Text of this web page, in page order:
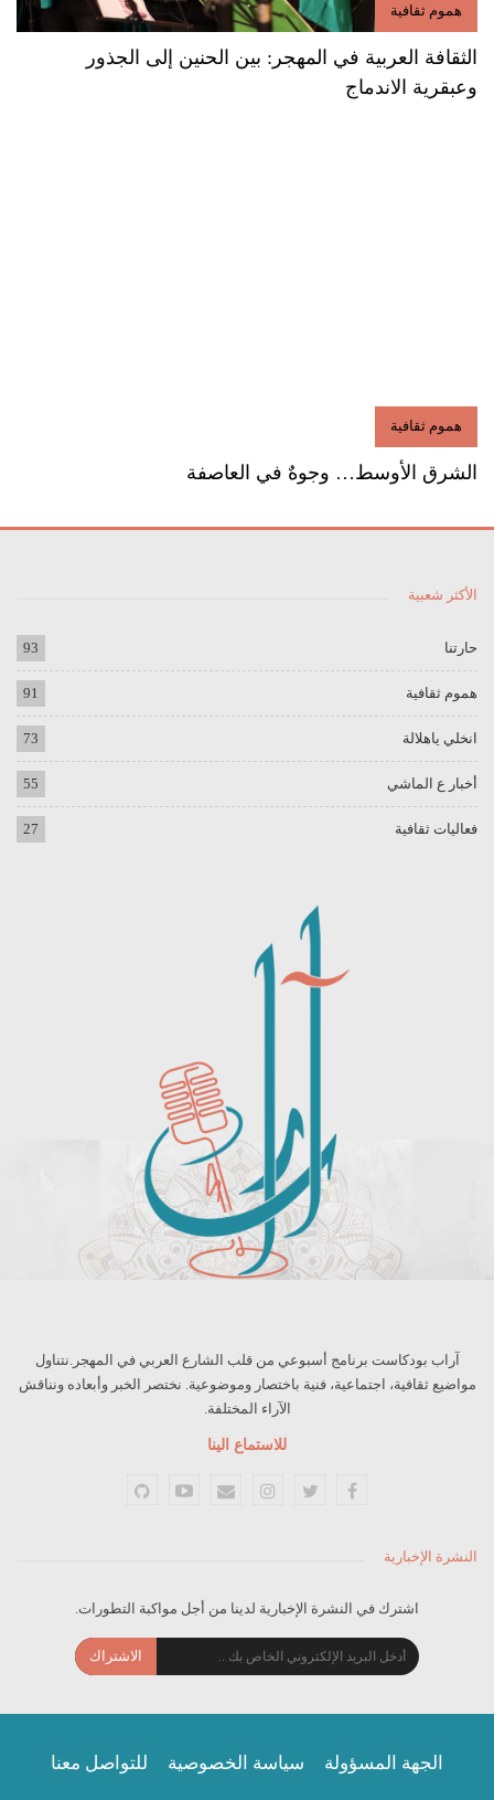
هموم ثقافية
الثقافة العربية في المهجر: بين الحنين إلى الجذور
وعبقرية الاندماج
هموم ثقافية
الشرق الأوسط… وجوهٌ في العاصفة
الأكثر شعبية
حارتنا 93
هموم ثقافية 91
انخلي ياهلالة 73
أخبار ع الماشي 55
فعاليات ثقافية 27
آراب بودكاست برنامج أسبوعي من قلب الشارع العربي في المهجر.نتناول
مواضيع ثقافية، اجتماعية، فنية باختصار وموضوعية. نختصر الخبر وأبعاده ونناقش
الآراء المختلفة.
للاستماع الينا
النشرة الإخبارية
اشترك في النشرة الإخبارية لدينا من أجل مواكبة التطورات.
الاشتراك
الجهة المسؤولة سياسة الخصوصية للتواصل معنا